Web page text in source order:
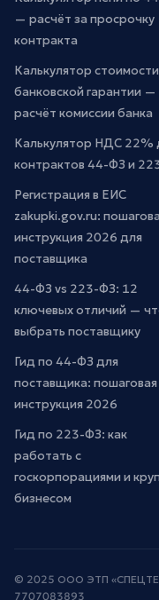
— расчёт за просрочку
контракта
Калькулятор стоимости
банковской гарантии —
расчёт комиссии банка
Калькулятор НДС 22%
контрактов 44-ФЗ и
Регистрация в ЕИС
zakupki.gov.ru:
инструкция 2026 для
поставщика
44-ФЗ vs 223-ФЗ: 12
ключевых отличий —
выбрать поставщику
Гид по 44-ФЗ для
поставщика: пошаговая
инструкция 2026
Гид по 223-ФЗ: как
работать с
госкорпорациями и
бизнесом
© 2025 ООО ЭТП
7707083893